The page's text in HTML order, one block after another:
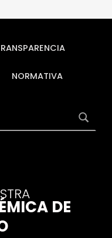
NORMATIVA
DE